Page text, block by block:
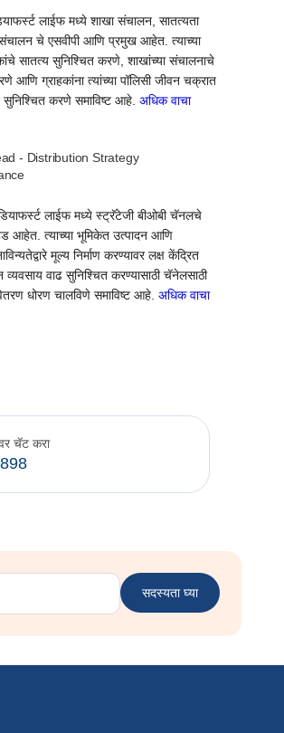
लाईफ मध्ये शाखा संचालन, सातत्यता
चे एसवीपी आणि प्रमुख आहेत. त्याच्या
सातत्य सुनिश्चित करणे, शाखांच्या संचालनाचे
आणि ग्राहकांना त्यांच्या पॉलिसी जीवन चक्रात
करणे समाविष्ट आहे. अधिक वाचा
- Distribution Strategy
लाईफ मध्ये स्ट्रॅटेजी बीओबी चॅनलचे
आहेत. त्याच्या भूमिकेत उत्पादन आणि
मूल्य निर्माण करण्यावर लक्ष केंद्रित
व्यवसाय वाढ सुनिश्चित करण्यासाठी चॅनेलसाठी
धोरण चालविणे समाविष्ट आहे. अधिक वाचा
चॅट करा
सदस्यता घ्या